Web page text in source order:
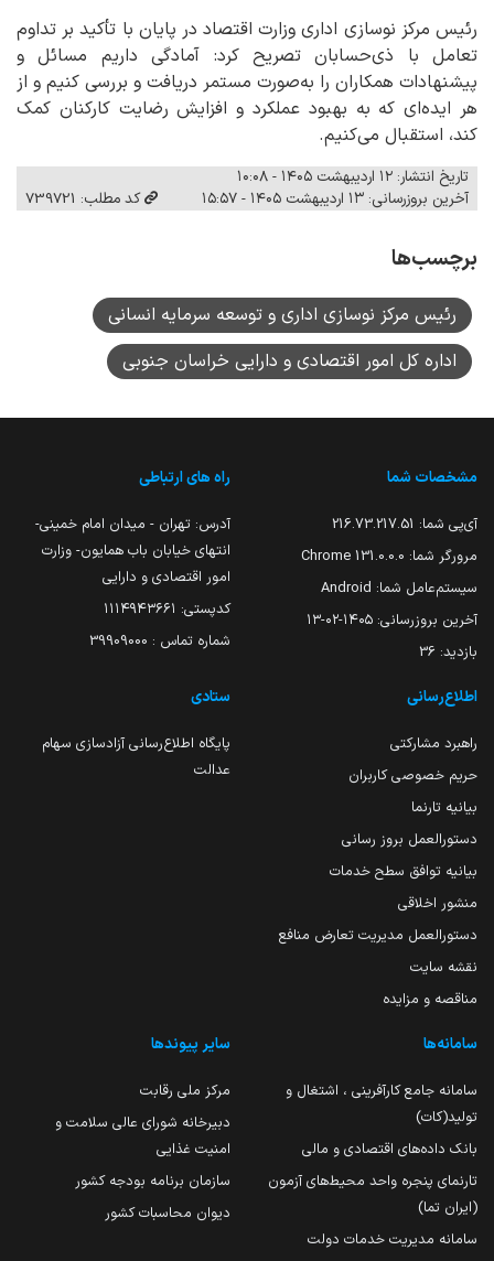
رئیس مرکز نوسازی اداری وزارت اقتصاد در پایان با تأکید بر تداوم
تعامل با ذی‌حسابان تصریح کرد: آمادگی داریم مسائل و
پیشنهادات همکاران را به‌صورت مستمر دریافت و بررسی کنیم و از
هر ایده‌ای که به بهبود عملکرد و افزایش رضایت کارکنان کمک
کند، استقبال می‌کنیم.
تاریخ انتشار: ۱۲ اردیبهشت ۱۴۰۵ - ۱۰:۰۸
آخرین بروزرسانی: ۱۳ اردیبهشت ۱۴۰۵ - ۱۵:۵۷
کد مطلب: 739721
برچسب‌ها
رئیس مرکز نوسازی اداری و توسعه سرمایه انسانی
اداره کل امور اقتصادی و دارایی خراسان جنوبی
مشخصات شما
آی‌پی شما: 216.73.217.51
مرورگر شما: 131.0.0.0 Chrome
سیستم‌عامل شما: Android
آخرین بروزرسانی: ۱۴۰۵-۰۲-۱۳
بازدید: 36
راه های ارتباطی
آدرس: تهران - میدان امام خمینی-
انتهای خیابان باب همایون- وزارت
امور اقتصادی و دارایی
کدپستی: ۱۱۱۴۹۴۳۶۶۱
شماره تماس : 39909000
اطلاع‌رسانی
راهبرد مشارکتی
حریم خصوصی کاربران
بیانیه تارنما
دستورالعمل بروز رسانی
بیانیه توافق سطح خدمات
منشور اخلاقی
دستورالعمل مدیریت تعارض منافع
نقشه سایت
مناقصه و مزایده
ستادی
پایگاه اطلاع‌رسانی آزادسازی سهام
عدالت
سامانه‌ها
سامانه جامع کارآفرینی ، اشتغال و
تولید(کات)
بانک داده‌های اقتصادی و مالی
تارنمای پنجره واحد محیط‌های آزمون
(ایران تما)
سامانه مدیریت خدمات دولت
سایر پیوندها
مرکز ملی رقابت
دبیرخانه شورای عالی سلامت و
امنیت غذایی
سازمان برنامه بودجه کشور
دیوان محاسبات کشور